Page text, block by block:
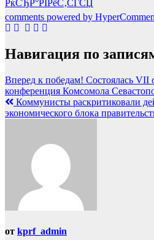
РќСЂР°РІРёС‚СЃСЏ
comments powered by
Навигация по
Вперед к победам! Состоялась VII
конференция Комсомола
Коммунисты раскритиковали
экономического блока
от kprf_admin